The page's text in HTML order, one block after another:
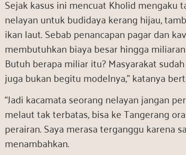
Sejak kasus ini mencuat Kholid mengaku
nelayan untuk budidaya kerang hijau,
ikan laut. Sebab penancapan pagar dan
membutuhkan biaya besar hingga
Butuh berapa miliar itu? Masyarakat
juga bukan begitu modelnya,” katanya
“Jadi kacamata seorang nelayan jangan
melaut tak terbatas, bisa ke Tangerang
perairan. Saya merasa terganggu karena
menambahkan.